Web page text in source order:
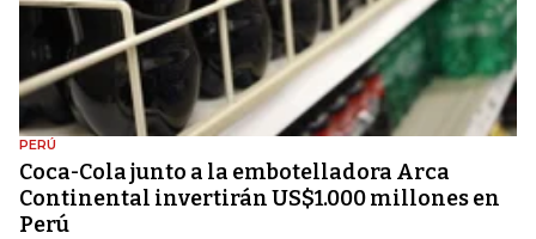
PERÚ
Coca-Cola junto a la embotelladora Arca
Continental invertirán US$1.000 millones en
Perú